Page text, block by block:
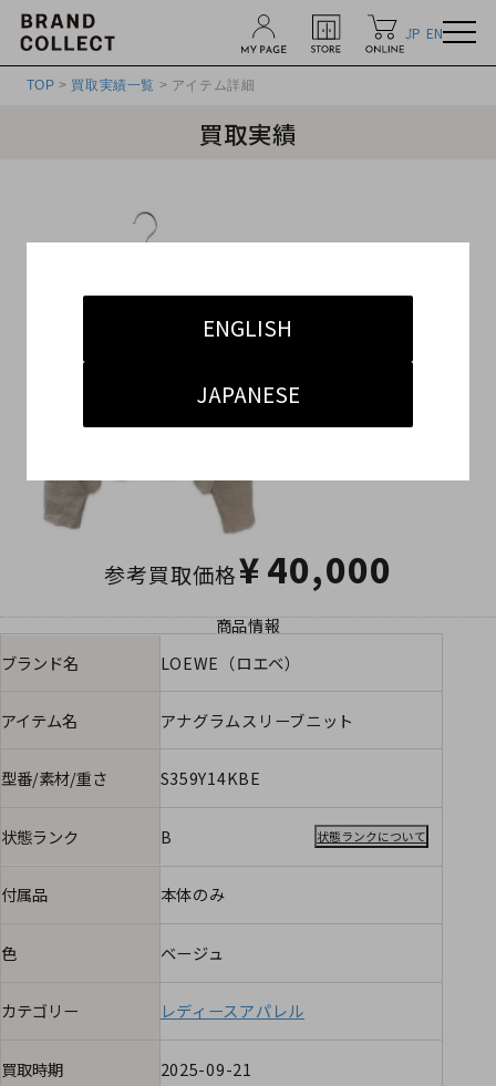
JP EN
ENGLISH
JAPANESE
TOP > 買取実績一覧 > アイテム詳細
買取実績
参考買取価格¥40,000
商品情報
ブランド名
LOEWE（ロエベ）
アイテム名 アナグラムスリーブニット
型番/素材/重さ S359Y14KBE
状態ランク B 状態ランクについて
付属品 本体のみ
色 ベージュ
カテゴリー レディースアパレル
買取時期 2025-09-21